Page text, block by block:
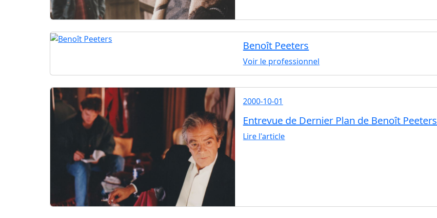
Benoît Peeters
Voir le professionnel
2000-10-01
Entrevue de Dernier Plan de Benoît Peeters
Lire l'article